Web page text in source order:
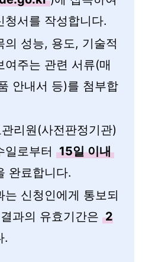
청서를 작성합니다.
의 성능, 용도, 기술적
여주는 관련 서류(매
안내서 등)를 첨부합
리원(사전판정기관)
일로부터 15일 이내
완료합니다.
는 신청인에게 통보되
과의 유효기간은 2
.